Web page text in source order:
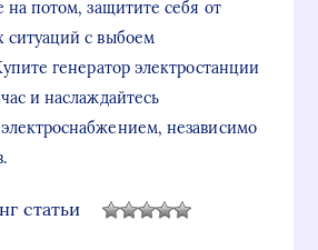
на потом, защитите себя от
ситуаций с выбоем
генератор электростанции
и наслаждайтесь
независимо
статьи